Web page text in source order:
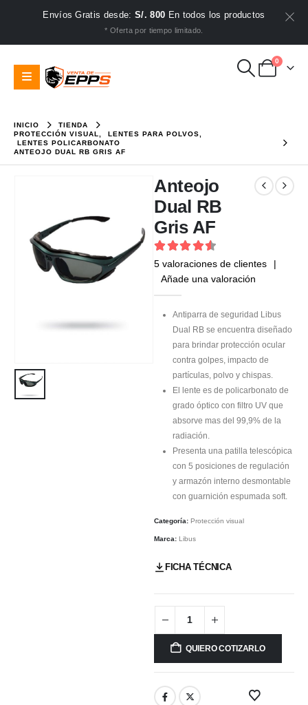
Envíos Gratis desde:S/. 800 En todos los productos
* Oferta por tiempo limitado.
0
INICIO
TIENDA
PROTECCIÓN VISUAL
LENTES PARA POLVOS
LENTES POLICARBONATO
ANTEOJO DUAL RB GRIS AF
Anteojo
Dual RB
Gris AF
4.6out of 5
5 valoraciones de clientes
|
Añade una valoración
Antiparra de seguridad Libus
Dual RB se encuentra diseñado
para brindar protección ocular
contra golpes, impacto de
partículas, polvo y chispas.
El lente es de policarbonato de
grado óptico con filtro UV que
absorve mas del 99,9% de la
radiación.
Presenta una patilla telescópica
con 5 posiciones de regulación
y armazón interno desmontable
con guarnición espumada soft.
Categoría: Protección visual
Marca: Libus
FICHA TÉCNICA
QUIERO COTIZARLO